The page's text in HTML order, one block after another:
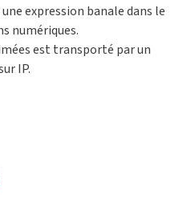
expression banale dans le
numériques.
est transporté par un
IP.